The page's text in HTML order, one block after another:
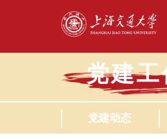
党建工
党建动态